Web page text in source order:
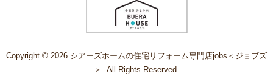
Copyright © 2026 シアーズホームの住宅リフォーム専門店jobs＜ジョブズ
＞. All Rights Reserved.